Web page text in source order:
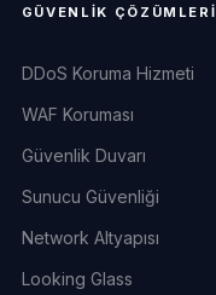
GÜVENLIK ÇÖZÜMLERI
DDoS Koruma Hizmeti
WAF Koruması
Güvenlik Duvarı
Sunucu Güvenliği
Network Altyapısı
Looking Glass